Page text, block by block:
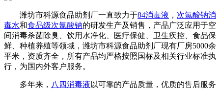
潍坊市科源食品助剂厂一直致力于84消毒液 ， 次氯酸钠消
毒水和食品级次氯酸钠的研发生产及销售，产品广泛应用于空
间消毒杀菌除臭、饮用水净化、医疗保健、卫生疾控、食品保
鲜、种植养殖等领域，潍坊市科源食品助剂厂现有厂房5000余
平米，资质齐全，所有产品均严格按照国标及相关行业标准执
行，为国内外客户服务。
多年来， 八四消毒液 以可靠的产品质量，优质的售后服务